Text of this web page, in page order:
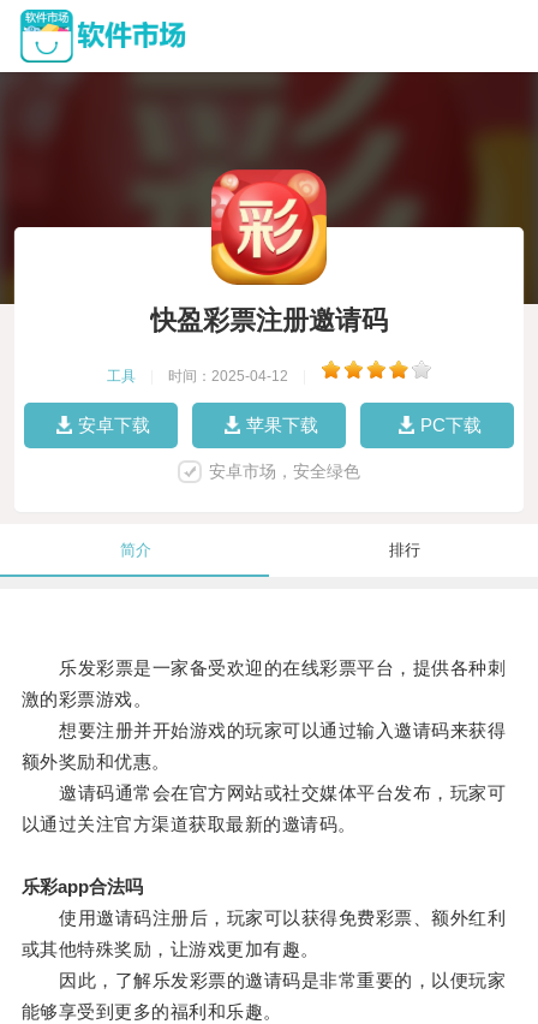
快盈彩票注册邀请码
工具 时间：2025-04-12
安卓下载 苹果下载 PC下载
安卓市场，安全绿色
简介 排行
乐发彩票是一家备受欢迎的在线彩票平台，提供各种刺
激的彩票游戏。
想要注册并开始游戏的玩家可以通过输入邀请码来获得
额外奖励和优惠。
邀请码通常会在官方网站或社交媒体平台发布，玩家可
以通过关注官方渠道获取最新的邀请码。
乐彩app合法吗
使用邀请码注册后，玩家可以获得免费彩票、额外红利
或其他特殊奖励，让游戏更加有趣。
因此，了解乐发彩票的邀请码是非常重要的，以便玩家
能够享受到更多的福利和乐趣。